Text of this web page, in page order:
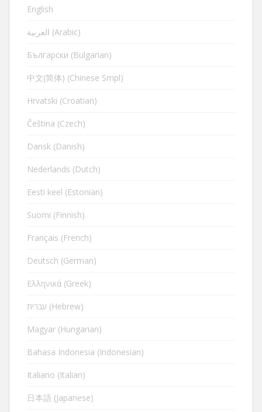
English
العربية (Arabic)
Български (Bulgarian)
中文(简体) (Chinese Smpl)
Hrvatski (Croatian)
Čeština (Czech)
Dansk (Danish)
Nederlands (Dutch)
Eesti keel (Estonian)
Suomi (Finnish)
Français (French)
Deutsch (German)
Ελληνικά (Greek)
עברית (Hebrew)
Magyar (Hungarian)
Bahasa Indonesia (Indonesian)
Italiano (Italian)
日本語 (Japanese)